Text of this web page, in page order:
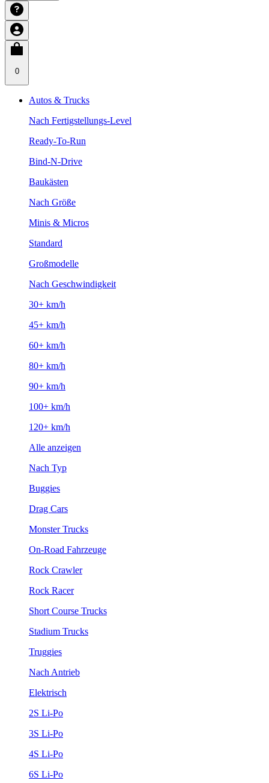
0
Autos & Trucks
Nach Fertigstellungs-Level
Ready-To-Run
Bind-N-Drive
Baukästen
Nach Größe
Minis & Micros
Standard
Großmodelle
Nach Geschwindigkeit
30+ km/h
45+ km/h
60+ km/h
80+ km/h
90+ km/h
100+ km/h
120+ km/h
Alle anzeigen
Nach Typ
Buggies
Drag Cars
Monster Trucks
On-Road Fahrzeuge
Rock Crawler
Rock Racer
Short Course Trucks
Stadium Trucks
Truggies
Nach Antrieb
Elektrisch
2S Li-Po
3S Li-Po
4S Li-Po
6S Li-Po